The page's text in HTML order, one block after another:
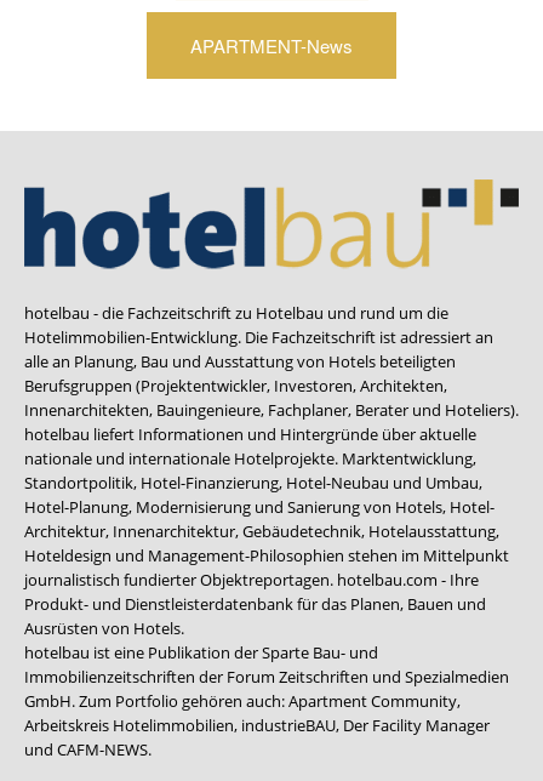
APARTMENT-News
hotelbau - die Fachzeitschrift zu Hotelbau und rund um die
Hotelimmobilien-Entwicklung. Die Fachzeitschrift ist adressiert an
alle an Planung, Bau und Ausstattung von Hotels beteiligten
Berufsgruppen (Projektentwickler, Investoren, Architekten,
Innenarchitekten, Bauingenieure, Fachplaner, Berater und Hoteliers).
hotelbau liefert Informationen und Hintergründe über aktuelle
nationale und internationale Hotelprojekte. Marktentwicklung,
Standortpolitik, Hotel-Finanzierung, Hotel-Neubau und Umbau,
Hotel-Planung, Modernisierung und Sanierung von Hotels, Hotel-
Architektur, Innenarchitektur, Gebäudetechnik, Hotelausstattung,
Hoteldesign und Management-Philosophien stehen im Mittelpunkt
journalistisch fundierter Objektreportagen. hotelbau.com - Ihre
Produkt- und Dienstleisterdatenbank für das Planen, Bauen und
Ausrüsten von Hotels.
hotelbau ist eine Publikation der Sparte Bau- und
Immobilienzeitschriften der Forum Zeitschriften und Spezialmedien
GmbH. Zum Portfolio gehören auch:Apartment Community,
Arbeitskreis Hotelimmobilien, industrieBAU, Der Facility Manager
und CAFM-NEWS.